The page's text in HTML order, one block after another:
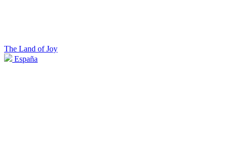
The Land of Joy
España